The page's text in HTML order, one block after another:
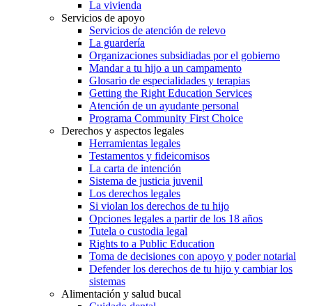
La vivienda
Servicios de apoyo
Servicios de atención de relevo
La guardería
Organizaciones subsidiadas por el gobierno
Mandar a tu hijo a un campamento
Glosario de especialidades y terapias
Getting the Right Education Services
Atención de un ayudante personal
Programa Community First Choice
Derechos y aspectos legales
Herramientas legales
Testamentos y fideicomisos
La carta de intención
Sistema de justicia juvenil
Los derechos legales
Si violan los derechos de tu hijo
Opciones legales a partir de los 18 años
Tutela o custodia legal
Rights to a Public Education
Toma de decisiones con apoyo y poder notarial
Defender los derechos de tu hijo y cambiar los
sistemas
Alimentación y salud bucal